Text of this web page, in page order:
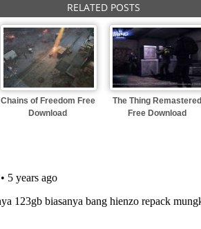
RELATED POSTS
Chains of Freedom Free
Download
The Thing Remastered
Free Download